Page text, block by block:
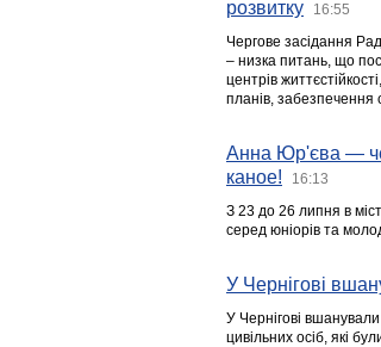
розвитку
16:55
Чергове засідання
– низка питань, що
центрів
планів, забезпечення
Анна Юр'єва —
каное!
16:13
З 23 до 26 липня в
серед юніорів та
У Чернігові
У Чернігові
цивільних осіб, які